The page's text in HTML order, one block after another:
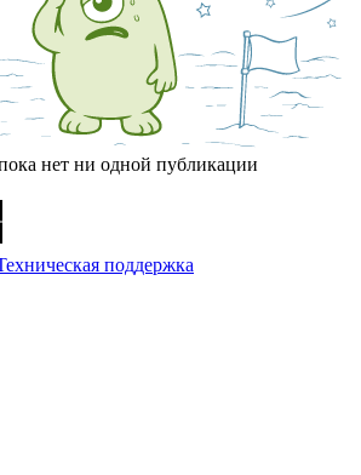
нет ни одной публикации
поддержка